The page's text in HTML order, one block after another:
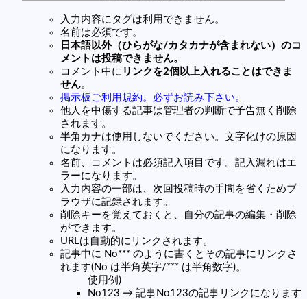
入力内容にタグは利用できません。
名前は必須です。
日本語以外（ひらがな/カタカナが含まれない）のコ
メントは投稿できません。
コメント中に リンクを2個以上入れることはできま
せん。
掲示板ご利用規約。必ずお読み下さい。
他人を中傷する記事は管理者の判断で予告無く削除
されます。
半角カナは使用しないでください。文字化けの原因
になります。
名前、コメントは必須記入項目です。記入漏れはエ
ラーになります。
入力内容の一部は、次回投稿時の手間を省くためブ
ラウザに記録されます。
削除キーを覚えておくと、自分の記事の編集・削除
ができます。
URLは自動的にリンクされます。
記事中に No*** のように書くとその記事にリンクさ
れます(No は半角英字/*** は半角数字)。
使用例)
No123 → 記事No123の記事リンクになります